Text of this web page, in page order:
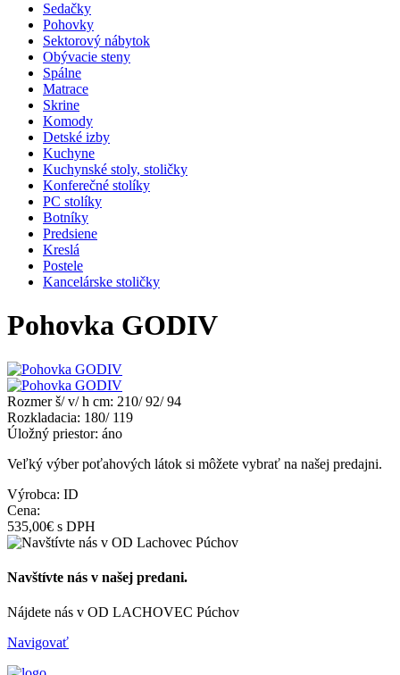
Sedačky
Pohovky
Sektorový nábytok
Obývacie steny
Spálne
Matrace
Skrine
Komody
Detské izby
Kuchyne
Kuchynské stoly, stoličky
Konferečné stolíky
PC stolíky
Botníky
Predsiene
Kreslá
Postele
Kancelárske stoličky
Pohovka GODIV
Rozmer š/ v/ h cm: 210/ 92/ 94
Rozkladacia: 180/ 119
Úložný priestor: áno
Veľký výber poťahových látok si môžete vybrať na našej predajni.
Výrobca: ID
Cena:
535,00€ s DPH
Navštívte nás v našej predani.
Nájdete nás v OD LACHOVEC Púchov
Navigovať